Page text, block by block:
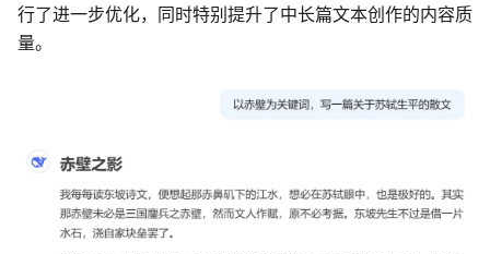
行了进一步优化，同时特别提升了中长篇文本创作的内容质
量。